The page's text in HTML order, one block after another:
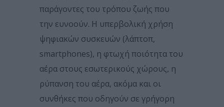
παράγοντες του τρόπου ζωής που
την ευνοούν. Η υπερβολική χρήση
ψηφιακών συσκευών (λάπτοπ,
smartphones), η φτωχή ποιότητα του
αέρα στους εσωτερικούς χώρους, η
ρύπανση του αέρα, ακόμα και οι
συνθήκες που οδηγούν σε γρήγορη